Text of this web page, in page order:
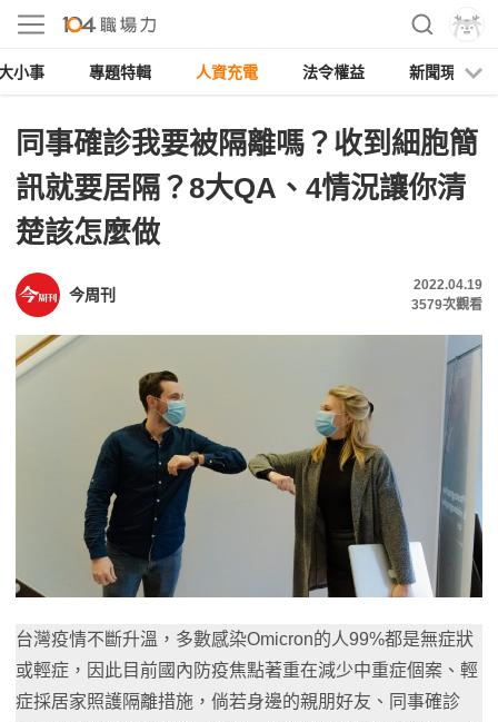
小事 專題特輯 人資充電 法令權益 新聞現場
同事確診我要被隔離嗎？收到細胞簡
訊就要居隔？8大QA、4情況讓你清
楚該怎麼做
今周刊
2022.04.19
3579次觀看
台灣疫情不斷升溫，多數感染Omicron的人99%都是無症狀
或輕症，因此目前國內防疫焦點著重在減少中重症個案、輕
症採居家照護隔離措施，倘若身邊的親朋好友、同事確診